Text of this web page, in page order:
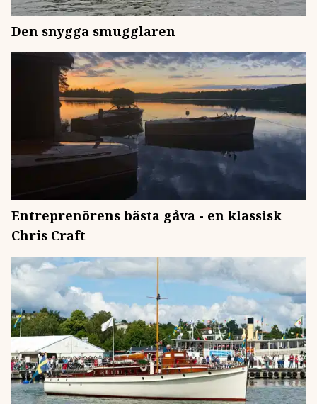
Den snygga smugglaren
Entreprenörens bästa gåva - en klassisk
Chris Craft